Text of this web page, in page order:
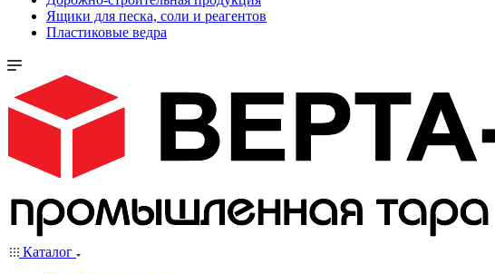
Ящики для песка, соли и реагентов
Пластиковые ведра
Каталог